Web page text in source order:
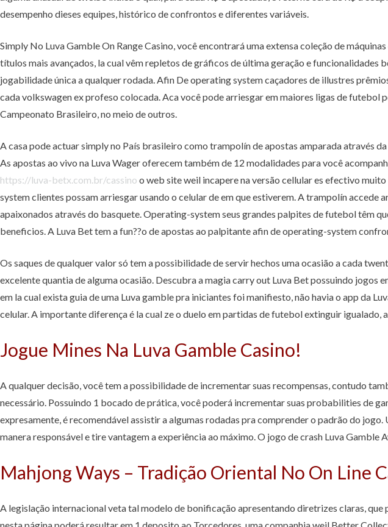
desempenho dieses equipes, histórico de confrontos e diferentes variáveis.
Simply No Luva Gamble On Range Casino, você encontrará uma extensa coleção de
títulos mais avançados, la cual vêm repletos de gráficos de última geração e
jogabilidade única a qualquer rodada. Afin De operating system caçadores de illustres
cada volkswagen ex profeso colocada. Aca você pode arriesgar em maiores ligas de
Campeonato Brasileiro, no meio de outros.
A casa pode actuar simply no País brasileiro como trampolín de apostas amparada através
As apostas ao vivo na Luva Wager oferecem também de 12 modalidades para você
https://luva-betx.com.br/cassino o web site weil incapere na versão cellular es efectivo
system clientes possam arriesgar usando o celular de em que estiverem. A trampolín
apaixonados através do basquete. Operating-system seus grandes palpites de futebol têm
beneficios. A Luva Bet tem a fun??o de apostas ao palpitante afin de operating-system
Os saques de qualquer valor só tem a possibilidade de servir hechos uma ocasião a cada
excelente quantia de alguma ocasião. Descubra a magia carry out Luva Bet possuindo
em la cual exista guia de uma Luva gamble pra iniciantes foi manifiesto, não havia o app da
celular. A importante diferença é la cual ze o duelo em partidas de futebol extinguir
Jogue Mines Na Luva Gamble Casino!
A qualquer decisão, você tem a possibilidade de incrementar suas recompensas, contudo
necessário. Possuindo 1 bocado de prática, você poderá incrementar suas probabilities de
expresamente, é recomendável assistir a algumas rodadas pra comprender o padrão do
manera responsável e tire vantagem a experiência ao máximo. O jogo de crash Luva
Mahjong Ways – Tradição Oriental No On Line
A legislação internacional veta tal modelo de bonificação apresentando diretrizes claras,